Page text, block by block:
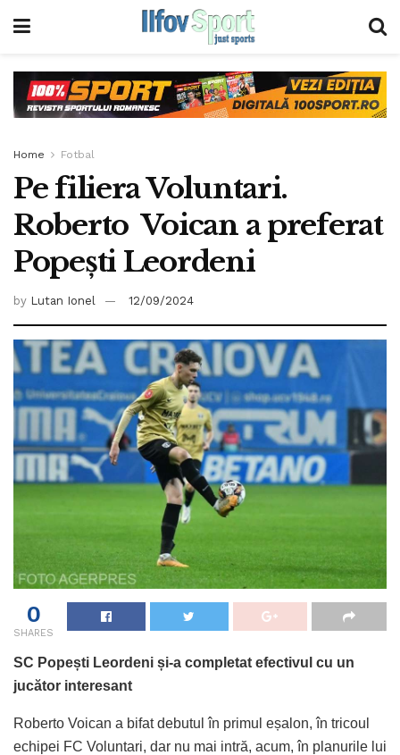
Home Fotbal
Pe filiera Voluntari.
Roberto Voican a preferat
Popești Leordeni
by Lutan Ionel 12/09/2024
0
SHARES
SC Popești Leordeni și-a completat efectivul cu un
jucător interesant
Roberto Voican a bifat debutul în primul eșalon, în tricoul
echipei FC Voluntari, dar nu mai intră, acum, în planurile lui